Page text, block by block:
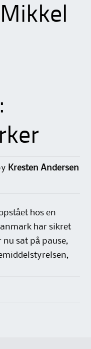
Kresten Andersen
hos en
har sikret
nu sat på pause,